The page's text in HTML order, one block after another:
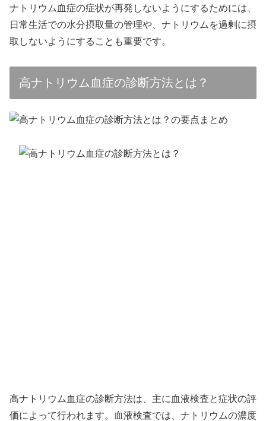
ナトリウム血症の症状が再発しないようにするためには、
日常生活での水分摂取量の管理や、ナトリウムを過剰に摂
取しないようにすることも重要です。
高ナトリウム血症の診断方法とは？
高ナトリウム血症の診断方法は、主に血液検査と症状の評
価によって行われます。血液検査では、ナトリウムの濃度